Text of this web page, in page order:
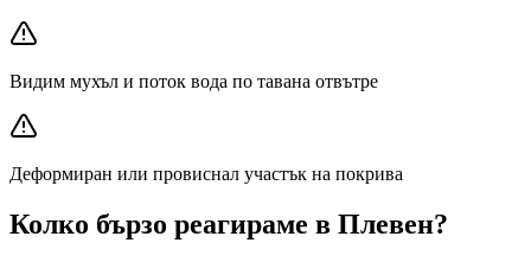
Видим мухъл и поток вода по тавана отвътре
Деформиран или провиснал участък на покрива
Колко бързо реагираме в Плевен?